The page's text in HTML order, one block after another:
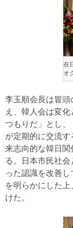
在
オ
李玉順会長は冒頭
え、韓人会は変
つもりだ」とし
が定期的に交流
来志向的な韓日
る。日本市民社
った認識を改善
を明らかにした
けた。